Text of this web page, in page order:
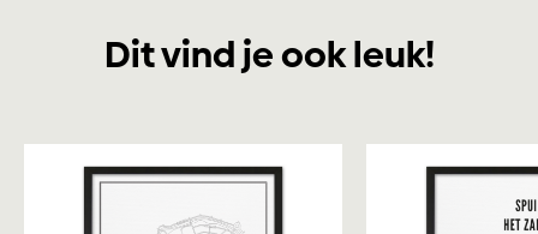
Dit vind je ook leuk!